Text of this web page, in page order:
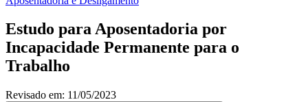
Estudo para Aposentadoria por
Incapacidade Permanente para o
Trabalho
Revisado em: 11/05/2023